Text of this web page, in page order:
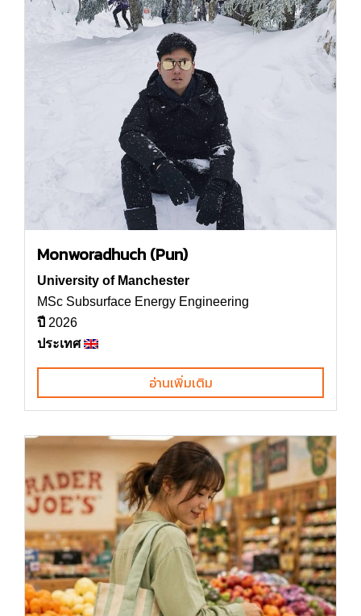
Monworadhuch (Pun)
University of Manchester
MSc Subsurface Energy Engineering
ปี 2026
ประเทศ
อ่านเพิ่มเติม